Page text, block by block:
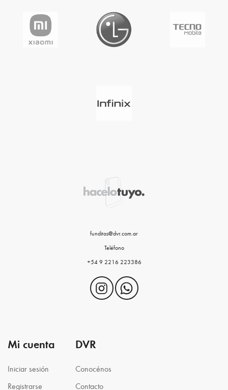
funditas@dvr.com.ar
Teléfono
+54 9 2216 223386
Mi cuenta
Iniciar sesión
Registrarse
DVR
Conocénos
Contacto